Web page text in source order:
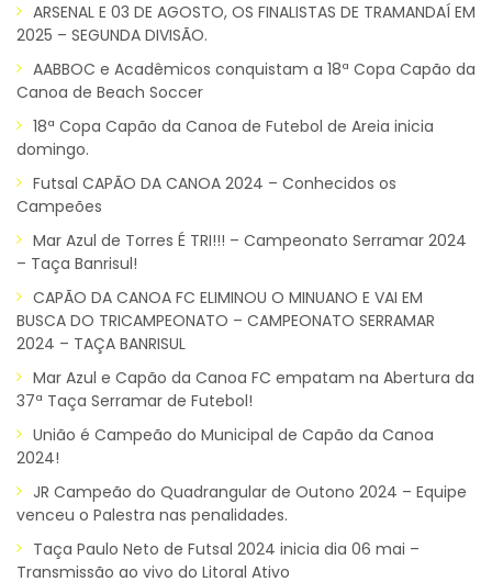
ARSENAL E 03 DE AGOSTO, OS FINALISTAS DE TRAMANDAÍ EM
2025 – SEGUNDA DIVISÃO.
AABBOC e Acadêmicos conquistam a 18ª Copa Capão da
Canoa de Beach Soccer
18ª Copa Capão da Canoa de Futebol de Areia inicia
domingo.
Futsal CAPÃO DA CANOA 2024 – Conhecidos os
Campeões
Mar Azul de Torres É TRI!!! – Campeonato Serramar 2024
– Taça Banrisul!
CAPÃO DA CANOA FC ELIMINOU O MINUANO E VAI EM
BUSCA DO TRICAMPEONATO – CAMPEONATO SERRAMAR
2024 – TAÇA BANRISUL
Mar Azul e Capão da Canoa FC empatam na Abertura da
37ª Taça Serramar de Futebol!
União é Campeão do Municipal de Capão da Canoa
2024!
JR Campeão do Quadrangular de Outono 2024 – Equipe
venceu o Palestra nas penalidades.
Taça Paulo Neto de Futsal 2024 inicia dia 06 mai –
Transmissão ao vivo do Litoral Ativo